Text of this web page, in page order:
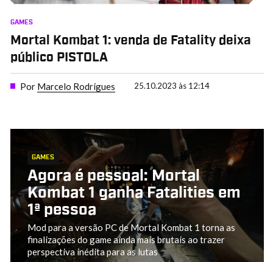
GAMES
Mortal Kombat 1: venda de Fatality deixa
público PISTOLA
Por Marcelo Rodrigues 25.10.2023 às 12:14
GAMES
Agora é pessoal: Mortal
Kombat 1 ganha Fatalities em
1ª pessoa
Mod para a versão PC de Mortal Kombat 1 torna as
finalizações do game ainda mais brutais ao trazer
perspectiva inédita para as lutas